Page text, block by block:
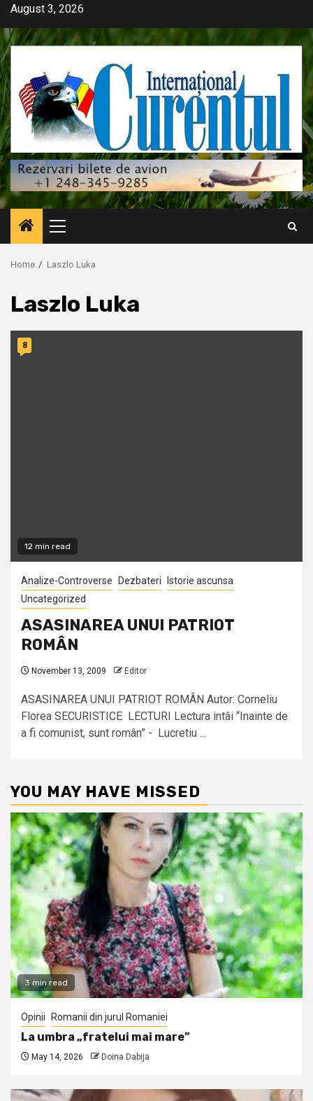
Skip
content
August 3, 2026
Primary
Menu
Home Laszlo Luka
Laszlo Luka
12 min read
8
Analize-Controverse Dezbateri
Istorie ascunsa
Uncategorized
ASASINAREA UNUI PATRIOT
ROMÂN
November 13, 2009 Editor
ASASINAREA UNUI PATRIOT ROMÂN Autor: Corneliu
Florea SECURISTICE LECTURI Lectura intâi “Inainte de
a fi comunist, sunt român” - Lucretiu ...
YOU MAY HAVE MISSED
3 min read
Opinii Romanii din jurul Romaniei
La umbra „fratelui mai mare”
May 14, 2026 Doina Dabija